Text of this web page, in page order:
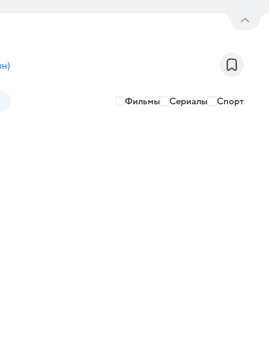
)
Фильмы Сериалы Спорт